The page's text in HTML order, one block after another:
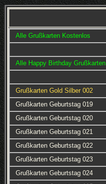
Alle Grußkarten Kostenlos
Alle Happy Birthday Grußkarten
Grußkarten Gold Silber 002
Grußkarten Geburtstag 019
Grußkarten Geburtstag 020
Grußkarten Geburtstag 021
Grußkarten Geburtstag 022
Grußkarten Geburtstag 023
Grußkarten Geburtstag 024